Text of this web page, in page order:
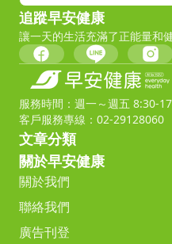
追蹤早安健康
讓一天的生活充滿了正能量和
服務時間：週一～週五 8:30-
客戶服務專線：02-29128060
文章分類
關於早安健康
關於我們
聯絡我們
廣告刊登